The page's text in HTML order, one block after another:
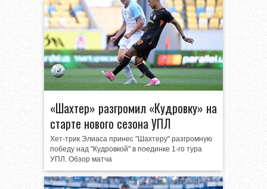
«Шахтер» разгромил «Кудровку» на
старте нового сезона УПЛ
Хет-трик Элиаса принес "Шахтеру" разгромную
победу над "Кудровкой" в поединке 1-го тура
УПЛ. Обзор матча